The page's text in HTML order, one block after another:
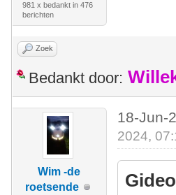
981 x bedankt in 476
berichten
Zoek
Bedankt door:
Wim -de
roetsende
18-Jun-
2024,